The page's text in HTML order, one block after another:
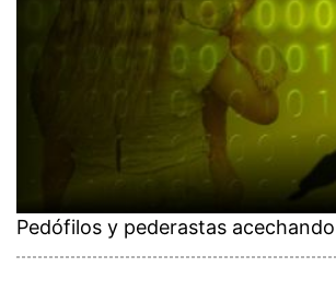
Pedófilos y pederastas